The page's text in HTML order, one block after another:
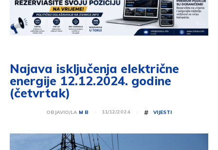
Najava isključenja električne
energije 12.12.2024. godine
(četvrtak)
OBJAVIO/LA M B 11/12/2024 # VIJESTI